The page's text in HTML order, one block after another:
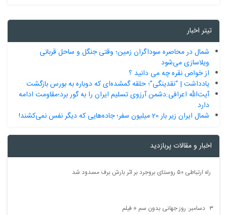
تیتر اخبار
شمال در محاصره سوداگران زمین؛ وقتی جنگل و ساحل قربانی
ویلاسازی می‌شود
از خواص نقره چه می دانید ؟
یادداشت | “نقدینگی”؛ حلقه گمشده‌ای که دوباره به بورس بازگشت
آیت‌الله اعرافی:دشمن آرزوی تسلیم ایران را به گور برد؛مقاومت ادامه
دارد
شمال ایران زیر بار 20 میلیون سفر؛ جاده‌هایی که دیگر نفس نمی‌کشند!
اخبار و مقالات پربازدید
راه ارتباطی ۵۰ روستای بروجرد بر اثر بارش برف مسدود شد
۳ دسامبر: روز جهانی بدون سم + فیلم